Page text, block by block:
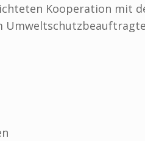
Kooperation mit